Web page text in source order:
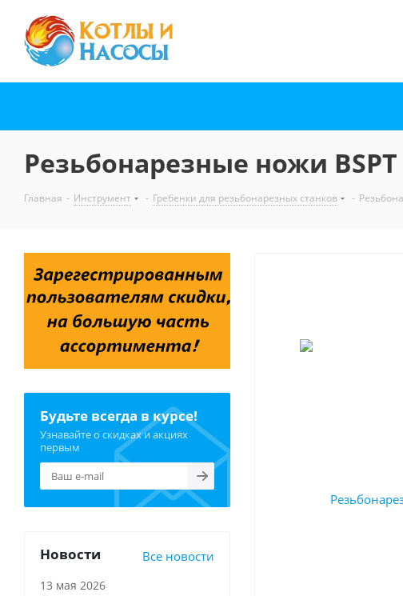
Резьбонарезные ножи
Главная - Инструмент - Гребенки для резьбонарезных станков -
Будьте всегда в курсе!
Узнавайте о скидках и акциях
первым
Новости Все новости
13 мая 2026